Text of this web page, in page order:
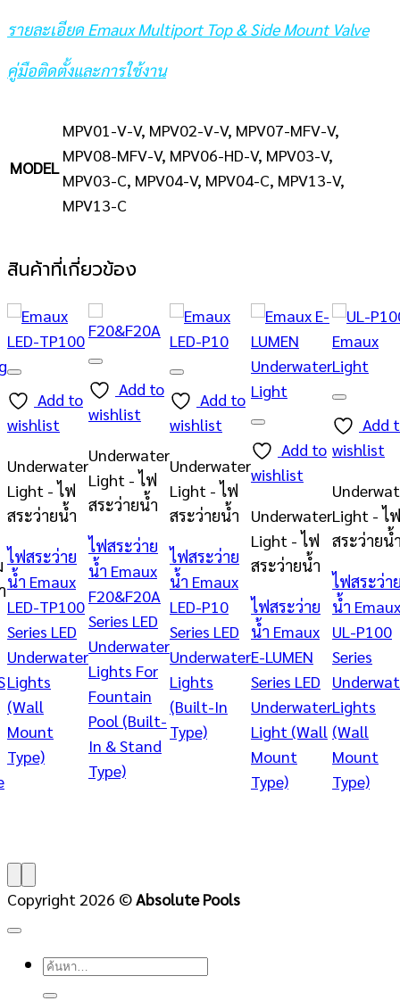
รายละเอียด Emaux Multiport Top & Side Mount Valve
คู่มือติดตั้งและการใช้งาน
MODEL
MPV01-V-V, MPV02-V-V, MPV07-MFV-V,
MPV08-MFV-V, MPV06-HD-V, MPV03-V,
MPV03-C, MPV04-V, MPV04-C, MPV13-V,
MPV13-C
สินค้าที่เกี่ยวข้อง
Add to
wishlist
Underwater
Light - ไฟ
สระว่ายน้ำ
ไฟสระว่าย
น้ำ Emaux
LED-TP100
Series LED
Underwater
Lights
(Wall
Mount
Type)
Add to
wishlist
Underwater
Light - ไฟ
สระว่ายน้ำ
ไฟสระว่าย
น้ำ Emaux
F20&F20A
Series LED
Underwater
Lights For
Fountain
Pool (ฺBuilt-
In & Stand
Type)
Add to
wishlist
Underwater
Light - ไฟ
สระว่ายน้ำ
ไฟสระว่าย
น้ำ Emaux
LED-P10
Series LED
Underwater
Lights
(ฺBuilt-In
Type)
Add to
wishlist
Underwater
Light - ไฟ
สระว่ายน้ำ
ไฟสระว่าย
น้ำ Emaux
E-LUMEN
Series LED
Underwater
Light (Wall
Mount
Type)
Add
wishlist
Light - ไฟ
สระว่ายน้
ไฟสระว่า
น้ำ Emaux
UL-P100
Series
Lights
(Wall
Mount
Type)
Copyright 2026 ©Absolute Pools
ค้นหา: